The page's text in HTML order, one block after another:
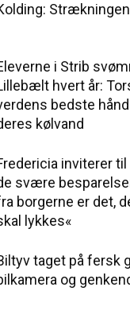
i Strib
hvert år:
bedste
kølvand
inviterer
svære
borgerne er det,
lykkes«
taget på fersk
og